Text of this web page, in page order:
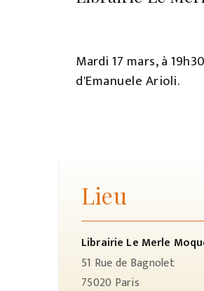
Mardi 17 mars, à
d'Emanuele Arioli.
Lieu
Librairie Le Merle
51 Rue de Bagnolet
75020 Paris